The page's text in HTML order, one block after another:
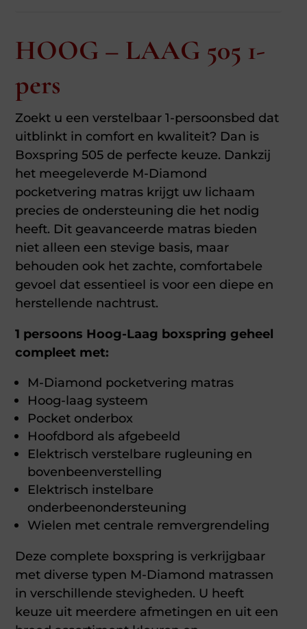
HOOG – LAAG 505 1-
pers
Zoekt u een verstelbaar 1-persoonsbed dat
uitblinkt in comfort en kwaliteit? Dan is
Boxspring 505 de perfecte keuze. Dankzij
het meegeleverde M-Diamond
pocketvering matras krijgt uw lichaam
precies de ondersteuning die het nodig
heeft. Dit geavanceerde matras bieden
niet alleen een stevige basis, maar
behouden ook het zachte, comfortabele
gevoel dat essentieel is voor een diepe en
herstellende nachtrust.
1 persoons Hoog-Laag boxspring geheel
compleet met:
M-Diamond pocketvering matras
Hoog-laag systeem
Pocket onderbox
Hoofdbord als afgebeeld
Elektrisch verstelbare rugleuning en
bovenbeenverstelling
Elektrisch instelbare
onderbeenondersteuning
Wielen met centrale remvergrendeling
Deze complete boxspring is verkrijgbaar
met diverse typen M-Diamond matrassen
in verschillende stevigheden. U heeft
keuze uit meerdere afmetingen en uit een